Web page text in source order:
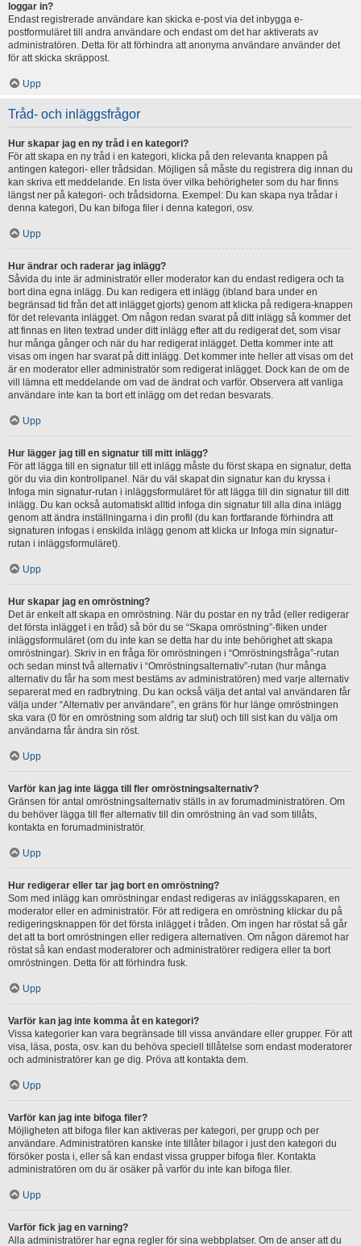
loggar in?
Endast registrerade användare kan skicka e-post via det inbygga e-
postformuläret till andra användare och endast om det har aktiverats av
administratören. Detta för att förhindra att anonyma användare använder det
för att skicka skräppost.
Upp
Tråd- och inläggsfrågor
Hur skapar jag en ny tråd i en kategori?
För att skapa en ny tråd i en kategori, klicka på den relevanta knappen på
antingen kategori- eller trådsidan. Möjligen så måste du registrera dig innan du
kan skriva ett meddelande. En lista över vilka behörigheter som du har finns
längst ner på kategori- och trådsidorna. Exempel: Du kan skapa nya trådar i
denna kategori, Du kan bifoga filer i denna kategori, osv.
Upp
Hur ändrar och raderar jag inlägg?
Såvida du inte är administratör eller moderator kan du endast redigera och ta
bort dina egna inlägg. Du kan redigera ett inlägg (ibland bara under en
begränsad tid från det att inlägget gjorts) genom att klicka på redigera-knappen
för det relevanta inlägget. Om någon redan svarat på ditt inlägg så kommer det
att finnas en liten textrad under ditt inlägg efter att du redigerat det, som visar
hur många gånger och när du har redigerat inlägget. Detta kommer inte att
visas om ingen har svarat på ditt inlägg. Det kommer inte heller att visas om det
är en moderator eller administratör som redigerat inlägget. Dock kan de om de
vill lämna ett meddelande om vad de ändrat och varför. Observera att vanliga
användare inte kan ta bort ett inlägg om det redan besvarats.
Upp
Hur lägger jag till en signatur till mitt inlägg?
För att lägga till en signatur till ett inlägg måste du först skapa en signatur, detta
gör du via din kontrollpanel. När du väl skapat din signatur kan du kryssa i
Infoga min signatur-rutan i inläggsformuläret för att lägga till din signatur till ditt
inlägg. Du kan också automatiskt alltid infoga din signatur till alla dina inlägg
genom att ändra inställningarna i din profil (du kan fortfarande förhindra att
signaturen infogas i enskilda inlägg genom att klicka ur Infoga min signatur-
rutan i inläggsformuläret).
Upp
Hur skapar jag en omröstning?
Det är enkelt att skapa en omröstning. När du postar en ny tråd (eller redigerar
det första inlägget i en tråd) så bör du se “Skapa omröstning”-fliken under
inläggsformuläret (om du inte kan se detta har du inte behörighet att skapa
omröstningar). Skriv in en fråga för omröstningen i “Omröstningsfråga”-rutan
och sedan minst två alternativ i “Omröstningsalternativ”-rutan (hur många
alternativ du får ha som mest bestäms av administratören) med varje alternativ
separerat med en radbrytning. Du kan också välja det antal val användaren får
välja under “Alternativ per användare”, en gräns för hur länge omröstningen
ska vara (0 för en omröstning som aldrig tar slut) och till sist kan du välja om
användarna får ändra sin röst.
Upp
Varför kan jag inte lägga till fler omröstningsalternativ?
Gränsen för antal omröstningsalternativ ställs in av forumadministratören. Om
du behöver lägga till fler alternativ till din omröstning än vad som tillåts,
kontakta en forumadministratör.
Upp
Hur redigerar eller tar jag bort en omröstning?
Som med inlägg kan omröstningar endast redigeras av inläggsskaparen, en
moderator eller en administratör. För att redigera en omröstning klickar du på
redigeringsknappen för det första inlägget i tråden. Om ingen har röstat så går
det att ta bort omröstningen eller redigera alternativen. Om någon däremot har
röstat så kan endast moderatorer och administratörer redigera eller ta bort
omröstningen. Detta för att förhindra fusk.
Upp
Varför kan jag inte komma åt en kategori?
Vissa kategorier kan vara begränsade till vissa användare eller grupper. För att
visa, läsa, posta, osv. kan du behöva speciell tillåtelse som endast moderatorer
och administratörer kan ge dig. Pröva att kontakta dem.
Upp
Varför kan jag inte bifoga filer?
Möjligheten att bifoga filer kan aktiveras per kategori, per grupp och per
användare. Administratören kanske inte tillåter bilagor i just den kategori du
försöker posta i, eller så kan endast vissa grupper bifoga filer. Kontakta
administratören om du är osäker på varför du inte kan bifoga filer.
Upp
Varför fick jag en varning?
Alla administratörer har egna regler för sina webbplatser. Om de anser att du